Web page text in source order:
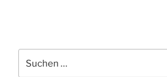
nach: